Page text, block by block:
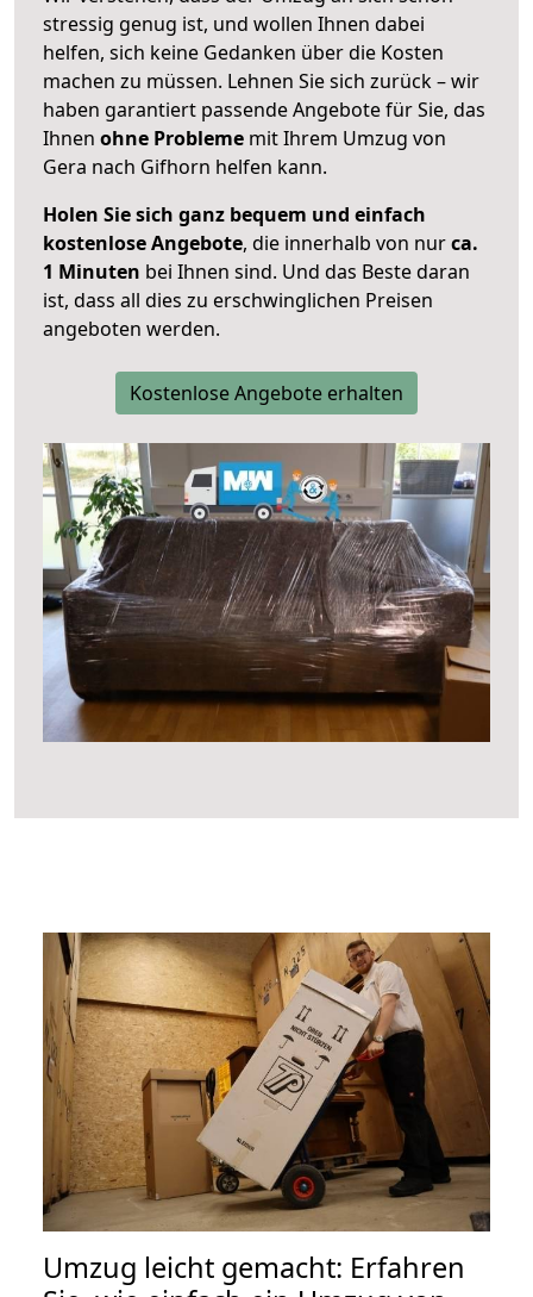
stressig genug ist, und wollen Ihnen dabei
helfen, sich keine Gedanken über die Kosten
machen zu müssen. Lehnen Sie sich zurück – wir
haben garantiert passende Angebote für Sie, das
Ihnen ohne Probleme mit Ihrem Umzug von
Gera nach Gifhorn helfen kann.
Holen Sie sich ganz bequem und einfach
kostenlose Angebote, die innerhalb von nurca.
1 Minuten bei Ihnen sind. Und das Beste daran
ist, dass all dies zu erschwinglichen Preisen
angeboten werden.
Kostenlose Angebote erhalten
Umzug leicht gemacht: Erfahren